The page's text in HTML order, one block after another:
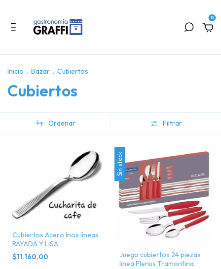
0
Inicio . Bazar . Cubiertos
Cubiertos
Ordenar Filtrar
Cubiertos Acero Inox líneas
RAYADA Y LISA
$11.160,00
Sin stock
Juego cubiertos 24 piezas
linea Plenus Tramontina